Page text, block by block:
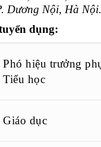
Dương Nội, Hà Nội.
dụng:
Phó hiệu trưởng
Tiểu học
Giáo dục